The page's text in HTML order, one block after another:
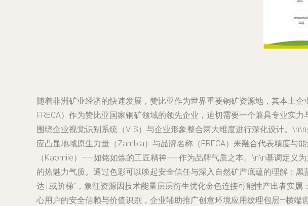
随着非洲矿业经济的快速发展，赞比亚作为世界重要铜矿资源地，其本土
FRECA）作为赞比亚国家铜矿领域的领先企业，迫切需要一个兼具专业实
围绕企业视觉识别系统（VIS）与企业形象整合两大维度进行深化设计。
应凸显地域原生力量（Zambia）与品牌名称（FRECA）来融合代表精度
（Kaomile）——如铭如炼的工匠精神——作为品牌气质之本。\n\n基调定义
的热魅力气质。通过色彩可以唤起安全信任与深入自然矿产底蕴的理解：
达T或阶梯”，象征资源因技术能量层层衍生优化金色连接可能性产出者实
心用户的安全信赖与价值识别，企业辅助推广创意环境应用纹理包层—横